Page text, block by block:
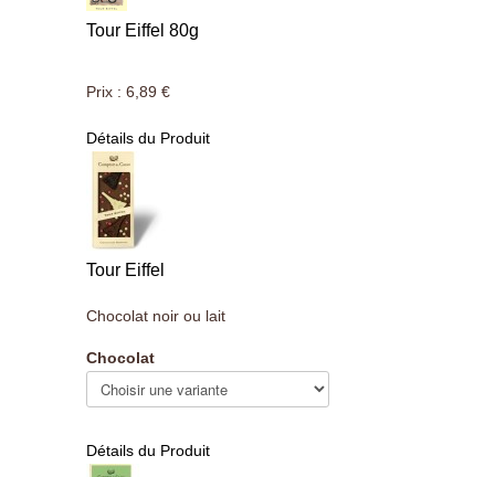
Tour Eiffel 80g
Prix : 6,89 €
Détails du Produit
Tour Eiffel
Chocolat noir ou lait
Chocolat
Détails du Produit